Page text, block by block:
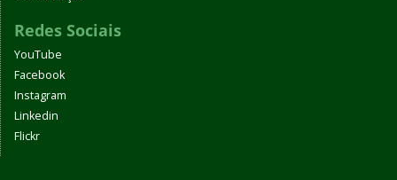
Redes Sociais
YouTube
Facebook
Instagram
Linkedin
Flickr